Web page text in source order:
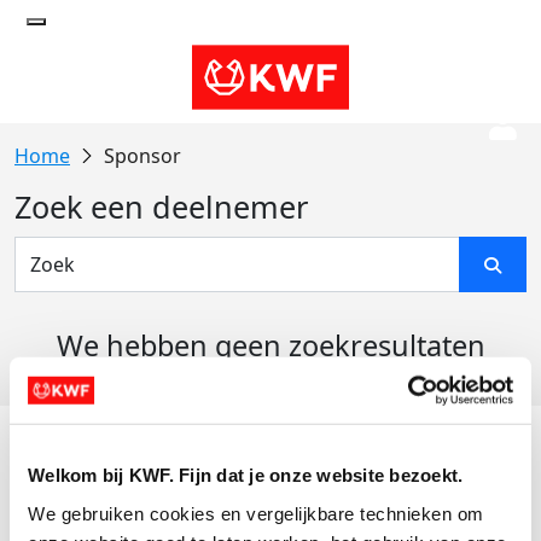
Welkom bij KWF. Fijn dat je onze website bezoekt.
We gebruiken cookies en vergelijkbare technieken om
Sponsor
Zoek een deelnemer
We hebben geen zoekresultaten
Actiematerialen
Evenementen